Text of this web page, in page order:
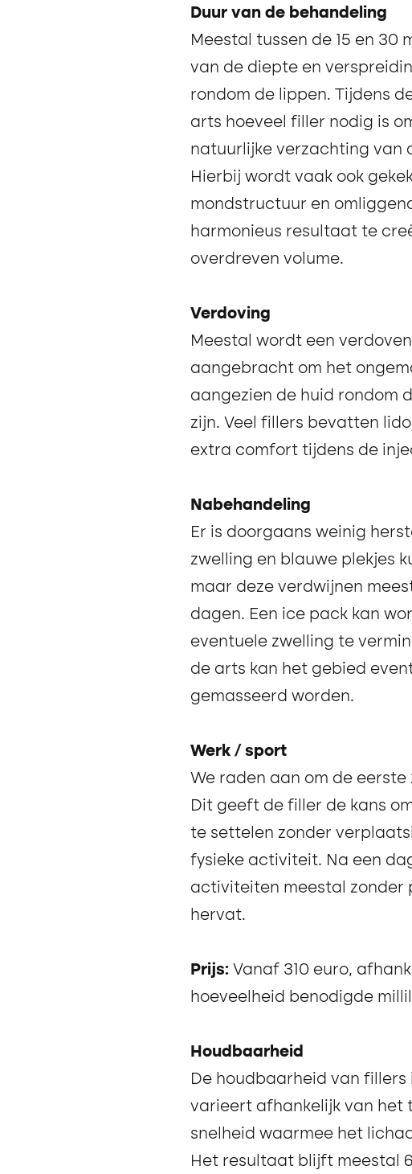
Duur van de behandeling
Meestal tussen de 15 en 30
van de diepte en
rondom de lippen. Tijdens
arts hoeveel filler nodig is
natuurlijke verzachting van
Hierbij wordt vaak ook
mondstructuur en
harmonieus resultaat te
overdreven volume.
Verdoving
Meestal wordt een
aangebracht om het
aangezien de huid rondom
zijn. Veel fillers bevatten
extra comfort tijdens de
Nabehandeling
Er is doorgaans weinig
zwelling en blauwe plekjes
maar deze verdwijnen
dagen. Een ice pack kan
eventuele zwelling te
de arts kan het gebied
gemasseerd worden.
Werk / sport
We raden aan om de
Dit geeft de filler de kans
te settelen zonder
fysieke activiteit. Na een
activiteiten meestal zonder
hervat.
Prijs:Vanaf 310 euro,
hoeveelheid benodigde
Houdbaarheid
De houdbaarheid van fillers
varieert afhankelijk van het
snelheid waarmee het
Het resultaat blijft meestal